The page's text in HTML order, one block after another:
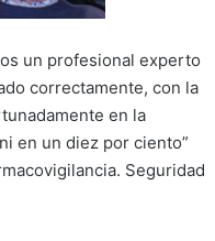
un profesional experto
correctamente, con la
en la
en un diez por ciento”
Seguridad